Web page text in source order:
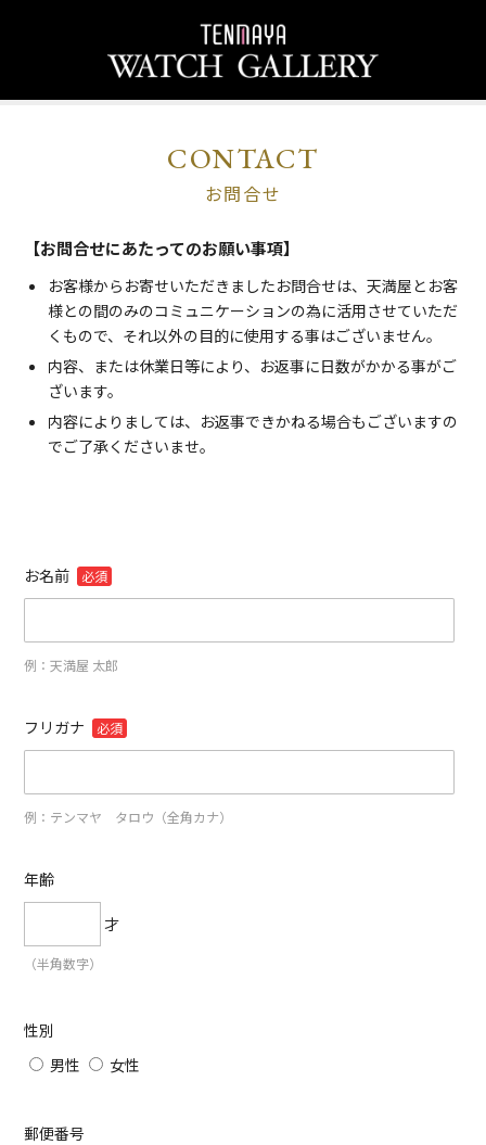
CONTACT
お問合せ
【お問合せにあたってのお願い事項】
お客様からお寄せいただきましたお問合せは、天満屋とお客
様との間のみのコミュニケーションの為に活用させていただ
くもので、それ以外の目的に使用する事はございません。
内容、または休業日等により、お返事に日数がかかる事がご
ざいます。
内容によりましては、お返事できかねる場合もございますの
でご了承くださいませ。
お名前 必須
例：天満屋 太郎
フリガナ 必須
例：テンマヤ タロウ（全角カナ）
年齢
才
（半角数字）
性別
男性
女性
郵便番号